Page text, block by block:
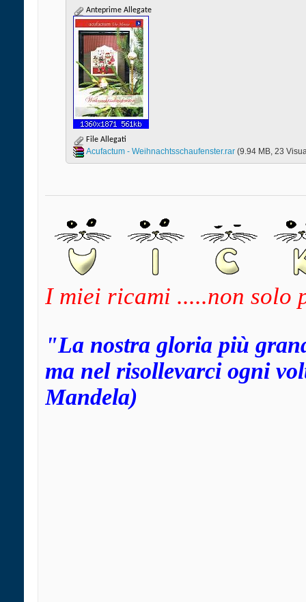
Anteprime Allegate
File Allegati
Acufactum - Weihnachtsschaufenster.rar‎ (9.94 MB, 23
I miei ricami .....non solo
"La nostra gloria più
ma nel risollevarci ogni
Mandela)